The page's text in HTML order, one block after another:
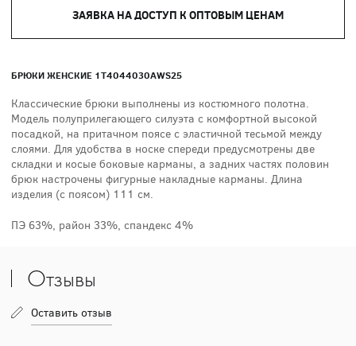
ЗАЯВКА НА ДОСТУП К ОПТОВЫМ ЦЕНАМ
БРЮКИ ЖЕНСКИЕ 1T4044030AWS25
Классические брюки выполнены из костюмного полотна.
Модель полуприлегающего силуэта с комфортной высокой
посадкой, на притачном поясе с эластичной тесьмой между
слоями. Для удобства в носке спереди предусмотрены две
складки и косые боковые карманы, а задних частях половин
брюк настрочены фигурные накладные карманы. Длина
изделия (с поясом) 111 см.
ПЭ 63%, район 33%, спандекс 4%
Отзывы
Оставить отзыв